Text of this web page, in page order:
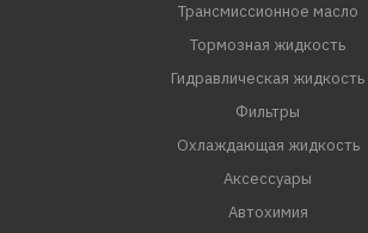
Трансмиссионное масло
Тормозная жидкость
Гидравлическая жидкость
Фильтры
Охлаждающая жидкость
Аксессуары
Автохимия